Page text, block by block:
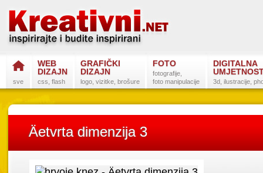
sve
WEB
DIZAJN
css, flash
GRAFIČKI
DIZAJN
logo, vizitke, brošure
FOTO
fotografije,
foto manipulacije
DIGITALNA
3d, ilustracije,
Äetvrta dimenzija 3